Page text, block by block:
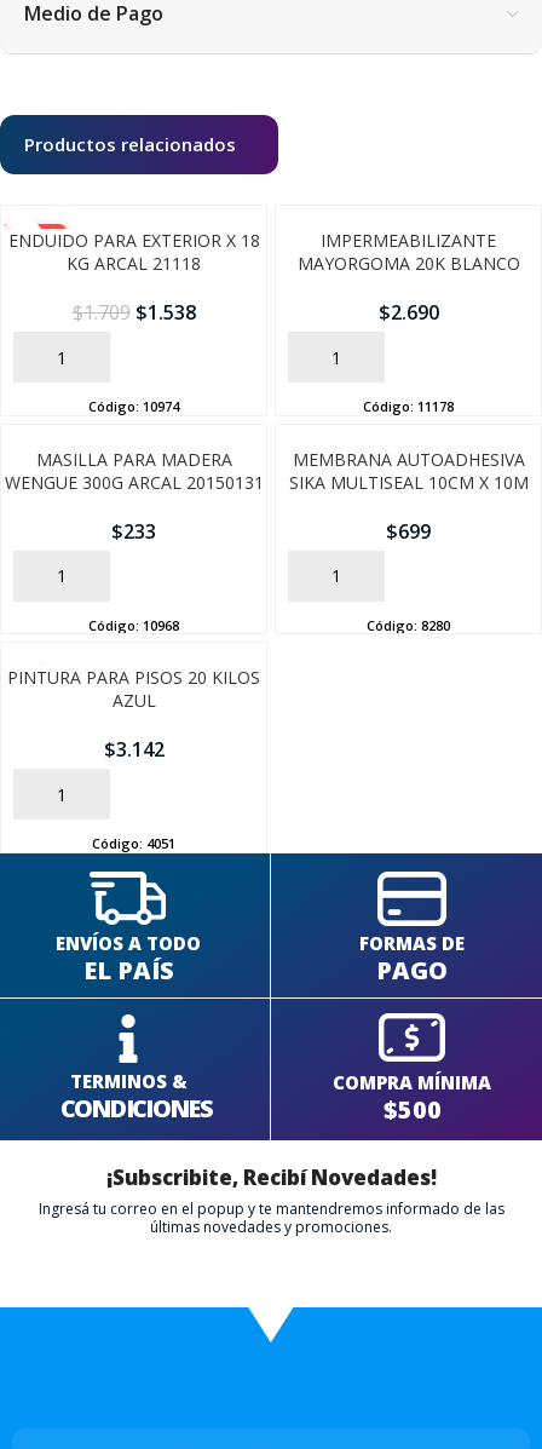
Medio de Pago
Productos relacionados
-10%
ENDUIDO PARA EXTERIOR X 18
KG ARCAL 21118
$1.709 $1.538
AÑADIR
Código: 10974
IMPERMEABILIZANTE
MAYORGOMA 20K BLANCO
$2.690
AÑADIR
Código: 11178
MASILLA PARA MADERA
WENGUE 300G ARCAL 20150131
$233
AÑADIR
Código: 10968
MEMBRANA AUTOADHESIVA
SIKA MULTISEAL 10CM X 10M
$699
AÑADIR
Código: 8280
PINTURA PARA PISOS 20 KILOS
AZUL
$3.142
AÑADIR
Código: 4051
ENVÍOS A TODO
EL PAÍS
FORMAS DE
PAGO
TERMINOS &
CONDICIONES
COMPRA MÍNIMA
$500
¡Subscribite, Recibí Novedades!
Ingresá tu correo en el popup y te mantendremos informado de las
últimas novedades y promociones.
FINALIZÁ TU COMPRA